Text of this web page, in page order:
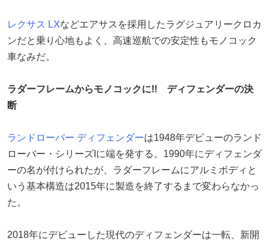
レクサス LXなどエアサスを採用したラグジュアリークロカ
ンだと乗り心地もよく、高速巡航での安定性もモノコック
車なみだ。
ラダーフレームからモノコックに!! ディフェンダーの決
断
ランドローバー ディフェンダーは1948年デビューのランド
ローバー・シリーズIに端を発する。1990年にディフェンダ
ーの名が付けられたが、ラダーフレームにアルミボディと
いう基本構造は2015年に製造を終了するまで変わらなかっ
た。
2018年にデビューした現代のディフェンダーは一転、新開